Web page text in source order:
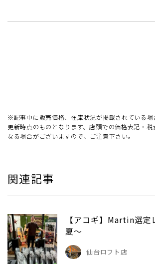
※記事中に販売価格、在庫状況が掲載されている場
更新時点のものとなります。店頭での価格表記・
なる場合がございますので、ご注意下さい。
関連記事
【アコギ】Martin選
夏～
仙台ロフト店